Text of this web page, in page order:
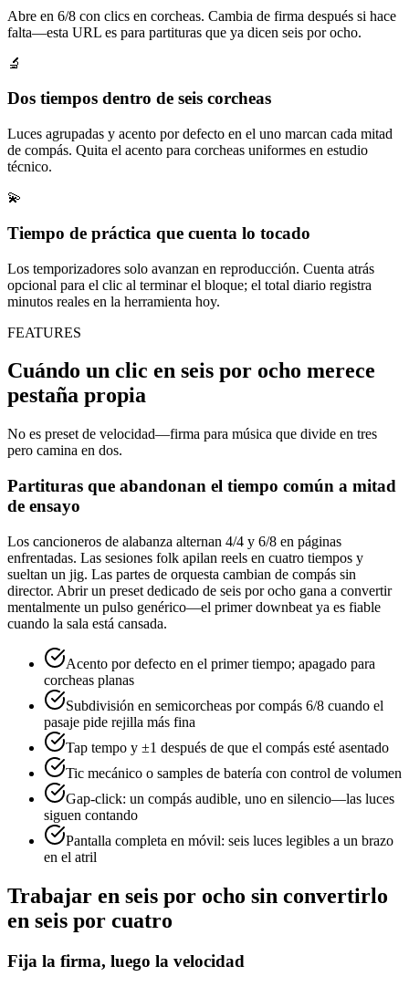
Abre en 6/8 con clics en corcheas. Cambia de firma después si hace
falta—esta URL es para partituras que ya dicen seis por ocho.
🔬
Dos tiempos dentro de seis corcheas
Luces agrupadas y acento por defecto en el uno marcan cada mitad
de compás. Quita el acento para corcheas uniformes en estudio
técnico.
💫
Tiempo de práctica que cuenta lo tocado
Los temporizadores solo avanzan en reproducción. Cuenta atrás
opcional para el clic al terminar el bloque; el total diario registra
minutos reales en la herramienta hoy.
FEATURES
Cuándo un clic en seis por ocho merece
pestaña propia
No es preset de velocidad—firma para música que divide en tres
pero camina en dos.
Partituras que abandonan el tiempo común a mitad
de ensayo
Los cancioneros de alabanza alternan 4/4 y 6/8 en páginas
enfrentadas. Las sesiones folk apilan reels en cuatro tiempos y
sueltan un jig. Las partes de orquesta cambian de compás sin
director. Abrir un preset dedicado de seis por ocho gana a convertir
mentalmente un pulso genérico—el primer downbeat ya es fiable
cuando la sala está cansada.
Acento por defecto en el primer tiempo; apagado para
corcheas planas
Subdivisión en semicorcheas por compás 6/8 cuando el
pasaje pide rejilla más fina
Tap tempo y ±1 después de que el compás esté asentado
Tic mecánico o samples de batería con control de volumen
Gap-click: un compás audible, uno en silencio—las luces
siguen contando
Pantalla completa en móvil: seis luces legibles a un brazo
en el atril
Trabajar en seis por ocho sin convertirlo
en seis por cuatro
Fija la firma, luego la velocidad